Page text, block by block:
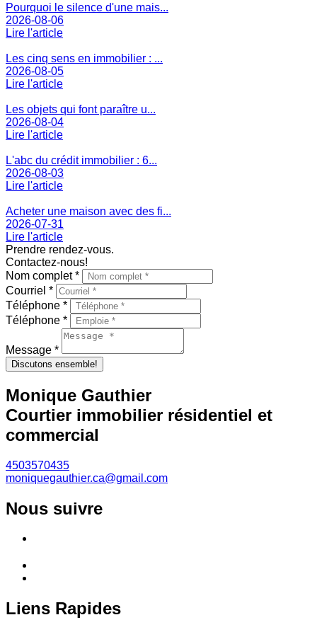
Pourquoi le silence d'une mais...
2026-08-06
Lire l'article
Les cinq sens en immobilier : ...
2026-08-05
Lire l'article
Les objets qui font paraître u...
2026-08-04
Lire l'article
L'abc du crédit immobilier : 6...
2026-08-03
Lire l'article
Acheter une maison avec des fi...
2026-07-31
Lire l'article
Prendre rendez-vous.
Contactez-nous!
Nom complet *
Courriel *
Téléphone *
Téléphone *
Message *
Discutons ensemble!
Monique Gauthier
Courtier immobilier résidentiel et
commercial
4503570435
moniquegauthier.ca@gmail.com
Nous suivre
Liens Rapides